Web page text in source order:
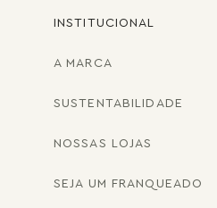
INSTITUCIONAL
A MARCA
SUSTENTABILIDADE
NOSSAS LOJAS
SEJA UM FRANQUEADO